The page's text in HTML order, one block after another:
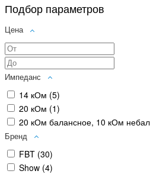
Подбор параметров
Цена
Импеданс
14 кОм (5)
20 кОм (1)
20 кОм балансное, 10 кОм
Бренд
FBT (30)
Show (4)